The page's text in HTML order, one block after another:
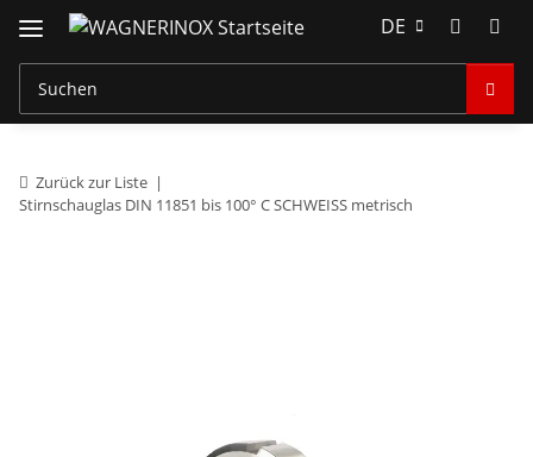
DE
Zurück zur Liste
Stirnschauglas DIN 11851 bis 100° C SCHWEISS metrisch